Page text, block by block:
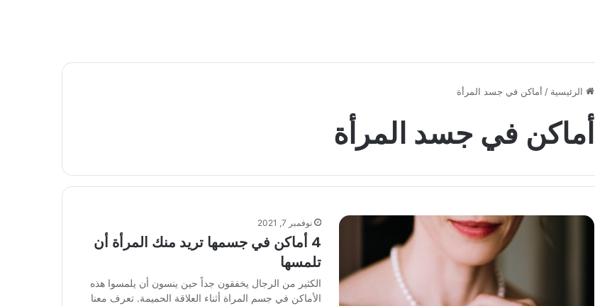
الرئيسية / أماكن في جسد المرأة
أماكن في جسد المرأة
نوفمبر 7, 2021
4 أماكن في جسمها تريد منك المرأة أن
تلمسها
الكثير من الرجال يخفقون جداً حين ينسون أن يلمسوا هذه
الأماكن في جسم المراة أثناء العلاقة الحميمة. تعرف معنا